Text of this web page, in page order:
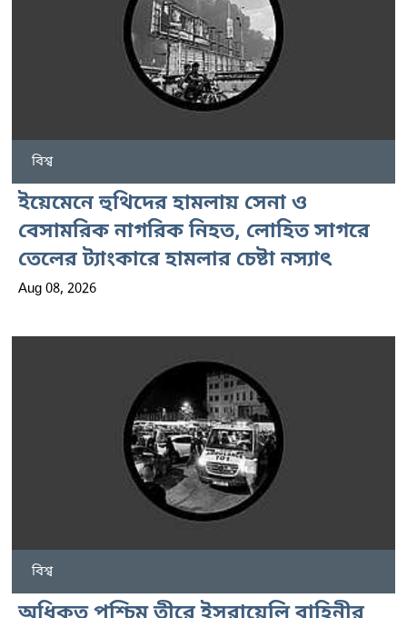
বিশ্ব
ইয়েমেনে হুথিদের হামলায় সেনা ও
বেসামরিক নাগরিক নিহত, লোহিত সাগরে
তেলের ট্যাংকারে হামলার চেষ্টা নস্যাৎ
Aug 08, 2026
বিশ্ব